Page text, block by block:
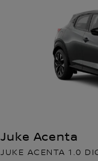
Juke Acenta
JUKE ACENTA 1.0